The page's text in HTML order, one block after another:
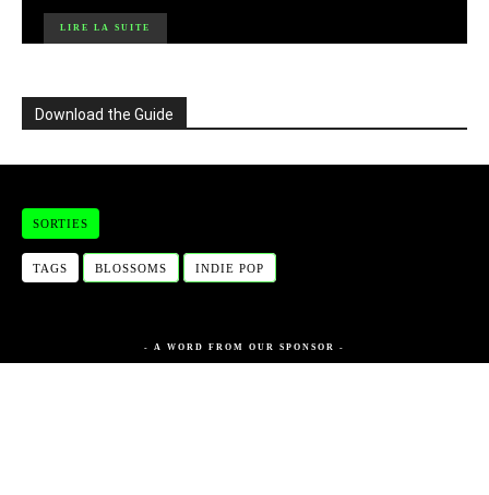
LIRE LA SUITE
Download the Guide
SORTIES
TAGS BLOSSOMS INDIE POP
- A WORD FROM OUR SPONSOR -